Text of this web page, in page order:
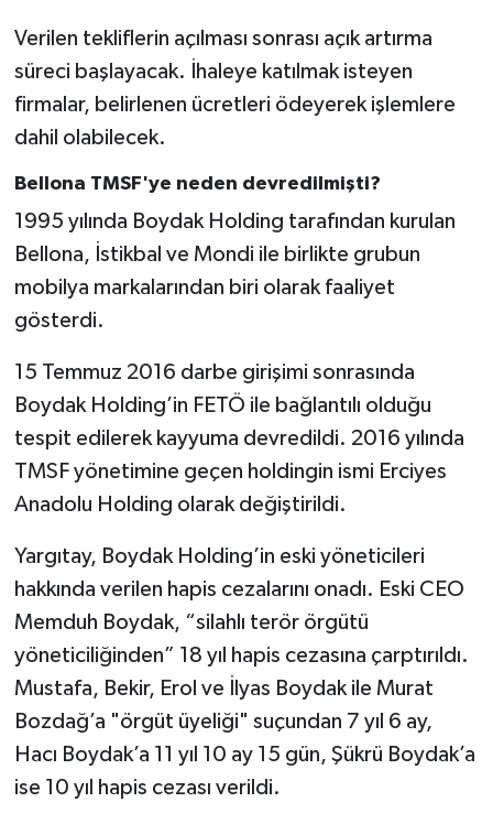
Verilen tekliflerin açılması sonrası açık artırma
süreci başlayacak. İhaleye katılmak isteyen
firmalar, belirlenen ücretleri ödeyerek işlemlere
dahil olabilecek.
Bellona TMSF'ye neden devredilmişti?
1995 yılında Boydak Holding tarafından kurulan
Bellona, İstikbal ve Mondi ile birlikte grubun
mobilya markalarından biri olarak faaliyet
gösterdi.
15 Temmuz 2016 darbe girişimi sonrasında
Boydak Holding’in FETÖ ile bağlantılı olduğu
tespit edilerek kayyuma devredildi. 2016 yılında
TMSF yönetimine geçen holdingin ismi Erciyes
Anadolu Holding olarak değiştirildi.
Yargıtay, Boydak Holding’in eski yöneticileri
hakkında verilen hapis cezalarını onadı. Eski CEO
Memduh Boydak, “silahlı terör örgütü
yöneticiliğinden” 18 yıl hapis cezasına çarptırıldı.
Mustafa, Bekir, Erol ve İlyas Boydak ile Murat
Bozdağ’a "örgüt üyeliği" suçundan 7 yıl 6 ay,
Hacı Boydak’a 11 yıl 10 ay 15 gün, Şükrü Boydak’a
ise 10 yıl hapis cezası verildi.